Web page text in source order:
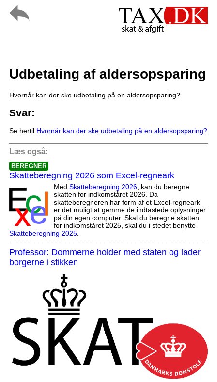
Udbetaling af aldersopsparing
Hvornår kan der ske udbetaling på en aldersopsparing?
Svar:
Se hertil Hvornår kan der ske udbetaling på en aldersopsparing?
Læs også:
BEREGNER
Skatteberegning 2026 som Excel-regneark
Med Skatteberegning 2026, kan du beregne
skatten for indkomståret 2026. Da
skatteberegneren har form af et Excel-regneark,
er det muligt at gemme de indtastede oplysninger
på din egen computer. Skal du beregne skatten
for indkomståret 2025, skal du i stedet benytte
Skatteberegning 2025.
Professor: Dommerne holder med staten og lader
borgerne i stikken